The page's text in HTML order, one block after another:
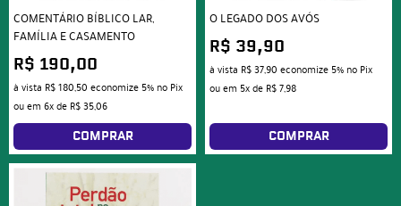
COMENTÁRIO BÍBLICO LAR,
FAMÍLIA E CASAMENTO
R$ 190,00
à vista R$ 180,50 economize 5% no Pix
ou em 6xde R$ 35,06
COMPRAR
O LEGADO DOS AVÓS
R$ 39,90
à vista R$ 37,90 economize 5% no Pix
ou em 5xde R$ 7,98
COMPRAR